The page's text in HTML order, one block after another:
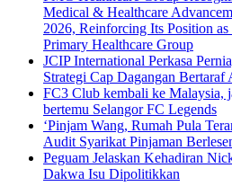
Medical & Healthcare
2026, Reinforcing Its Position
Primary Healthcare Group
JCIP International Perkasa
Strategi Cap Dagangan Bertaraf
FC3 Club kembali ke Malaysia,
bertemu Selangor FC Legends
‘Pinjam Wang, Rumah Pula
Audit Syarikat Pinjaman
Peguam Jelaskan Kehadiran
Dakwa Isu Dipolitikkan